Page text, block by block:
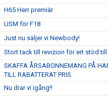
H65 Herr premiär
USM för F18
Just nu säljer vi Newbody!
Stort tack till revizion för ert stöd till
SKAFFA ÅRSABONNEMANG PÅ
TILL RABATTERAT PRIS
Nu drar vi igång!!